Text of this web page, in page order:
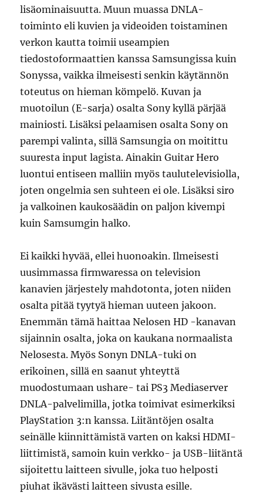
lisäominaisuutta. Muun muassa DNLA-
toiminto eli kuvien ja videoiden toistaminen
verkon kautta toimii useampien
tiedostoformaattien kanssa Samsungissa kuin
Sonyssa, vaikka ilmeisesti senkin käytännön
toteutus on hieman kömpelö. Kuvan ja
muotoilun (E-sarja) osalta Sony kyllä pärjää
mainiosti. Lisäksi pelaamisen osalta Sony on
parempi valinta, sillä Samsungia on moitittu
suuresta input lagista. Ainakin Guitar Hero
luontui entiseen malliin myös taulutelevisiolla,
joten ongelmia sen suhteen ei ole. Lisäksi siro
ja valkoinen kaukosäädin on paljon kivempi
kuin Samsumgin halko.
Ei kaikki hyvää, ellei huonoakin. Ilmeisesti
uusimmassa firmwaressa on television
kanavien järjestely mahdotonta, joten niiden
osalta pitää tyytyä hieman uuteen jakoon.
Enemmän tämä haittaa Nelosen HD -kanavan
sijainnin osalta, joka on kaukana normaalista
Nelosesta. Myös Sonyn DNLA-tuki on
erikoinen, sillä en saanut yhteyttä
muodostumaan ushare- tai PS3 Mediaserver
DNLA-palvelimilla, jotka toimivat esimerkiksi
PlayStation 3:n kanssa. Liitäntöjen osalta
seinälle kiinnittämistä varten on kaksi HDMI-
liittimistä, samoin kuin verkko- ja USB-liitäntä
sijoitettu laitteen sivulle, joka tuo helposti
piuhat ikävästi laitteen sivusta esille.